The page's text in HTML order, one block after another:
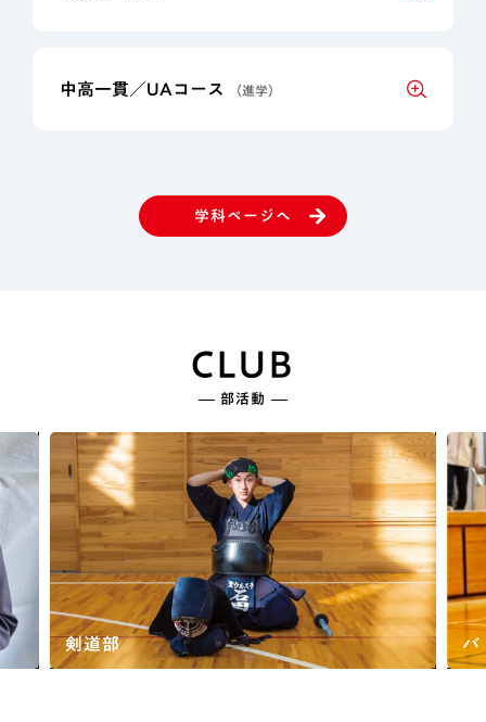
中高一貫／UAコース （進学）
学科ページへ
CLUB
部活動
剣道部 バ